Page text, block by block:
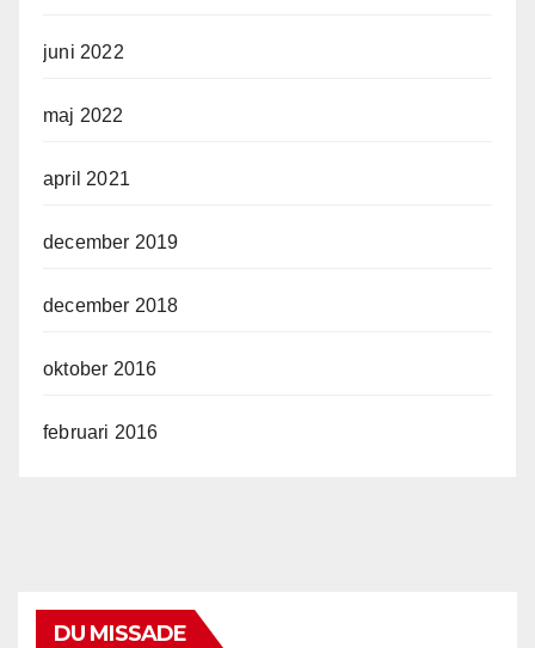
juni 2022
maj 2022
april 2021
december 2019
december 2018
oktober 2016
februari 2016
DU MISSADE